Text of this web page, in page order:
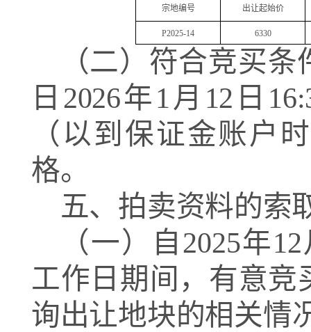
宗地编号 出让起始价
P2025-14 6330
（二）符合竞买
日 2026年1 月 12 日
（以到保证金账户
格。
五、拍卖资料的索
（一）自2025年12
工作日期间，有意竞
询出让地块的相关情